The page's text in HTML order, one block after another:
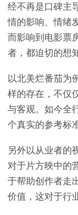
经不再是口碑主
情的影响、情绪
而影响到电影票
者，都迫切的想
以北美烂番茄为
样的存在，不仅
与客观。如今全
个真实的参考标准
另外以从业者的
对于片方映中的
于帮助创作者走
价值，这对于行